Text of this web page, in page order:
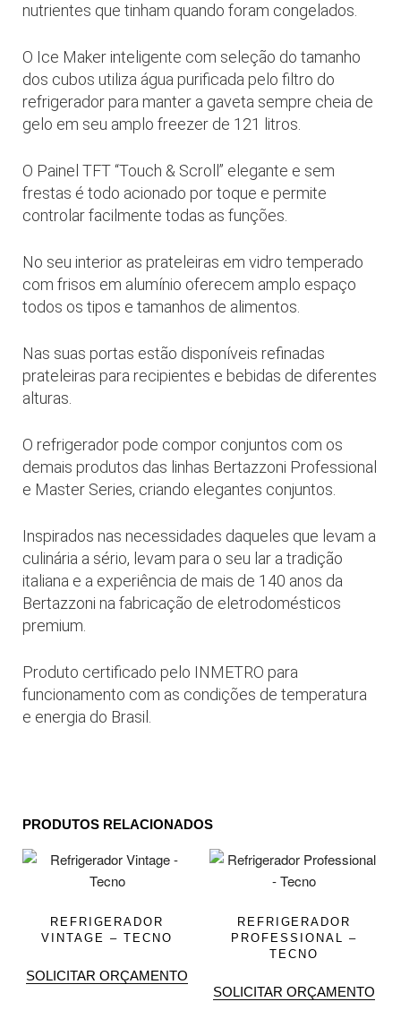
nutrientes que tinham quando foram congelados.
O Ice Maker inteligente com seleção do tamanho
dos cubos utiliza água purificada pelo filtro do
refrigerador para manter a gaveta sempre cheia de
gelo em seu amplo freezer de 121 litros.
O Painel TFT “Touch & Scroll” elegante e sem
frestas é todo acionado por toque e permite
controlar facilmente todas as funções.
No seu interior as prateleiras em vidro temperado
com frisos em alumínio oferecem amplo espaço
todos os tipos e tamanhos de alimentos.
Nas suas portas estão disponíveis refinadas
prateleiras para recipientes e bebidas de diferentes
alturas.
O refrigerador pode compor conjuntos com os
demais produtos das linhas Bertazzoni Professional
e Master Series, criando elegantes conjuntos.
Inspirados nas necessidades daqueles que levam a
culinária a sério, levam para o seu lar a tradição
italiana e a experiência de mais de 140 anos da
Bertazzoni na fabricação de eletrodomésticos
premium.
Produto certificado pelo INMETRO para
funcionamento com as condições de temperatura
e energia do Brasil.
PRODUTOS RELACIONADOS
REFRIGERADOR
VINTAGE – TECNO
SOLICITAR ORÇAMENTO
REFRIGERADOR
PROFESSIONAL –
TECNO
SOLICITAR ORÇAMENTO